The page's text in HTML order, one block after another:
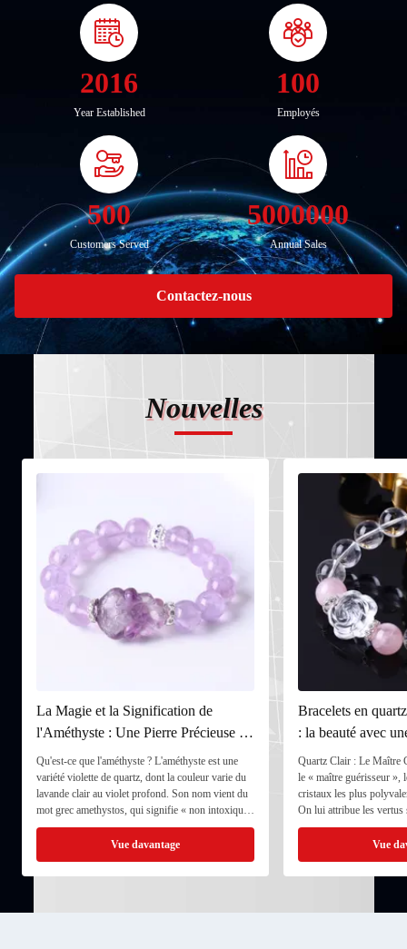
2016
Year Established
100
Employés
500
Customers Served
5000000
Annual Sales
Contactez-nous
Nouvelles
La Magie et la Signification de
l'Améthyste : Une Pierre Précieuse de
Paix et de Protection
Qu'est-ce que l'améthyste ? L'améthyste est une
variété violette de quartz, dont la couleur varie du
lavande clair au violet profond. Son nom vient du
mot grec amethystos, qui signifie « non intoxiqué
», car les Grecs anciens croyaient que la pierre
pouvait protéger contre l'ivresse. Trouvée dans ...
Vue davantage
Bracelets en
: la beauté avec
Quartz Clair : Le Maître
le « maître guérisseur »,
cristaux les plus
On lui attribue les
l'énergie et l'intention
Soutenir l'équilibreVue